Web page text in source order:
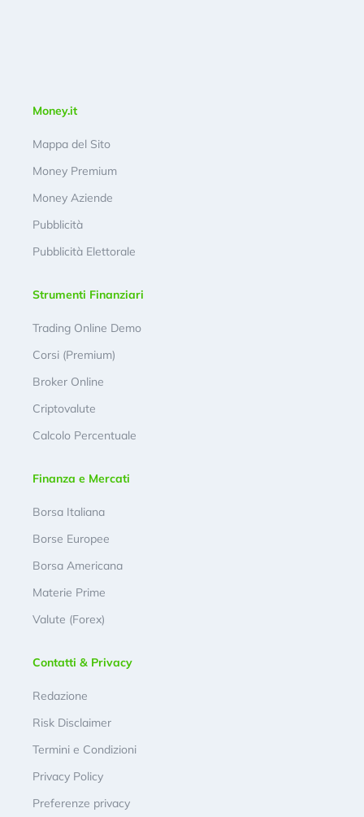
Money.it
Mappa del Sito
Money Premium
Money Aziende
Pubblicità
Pubblicità Elettorale
Strumenti Finanziari
Trading Online Demo
Corsi (Premium)
Broker Online
Criptovalute
Calcolo Percentuale
Finanza e Mercati
Borsa Italiana
Borse Europee
Borsa Americana
Materie Prime
Valute (Forex)
Contatti & Privacy
Redazione
Risk Disclaimer
Termini e Condizioni
Privacy Policy
Preferenze privacy